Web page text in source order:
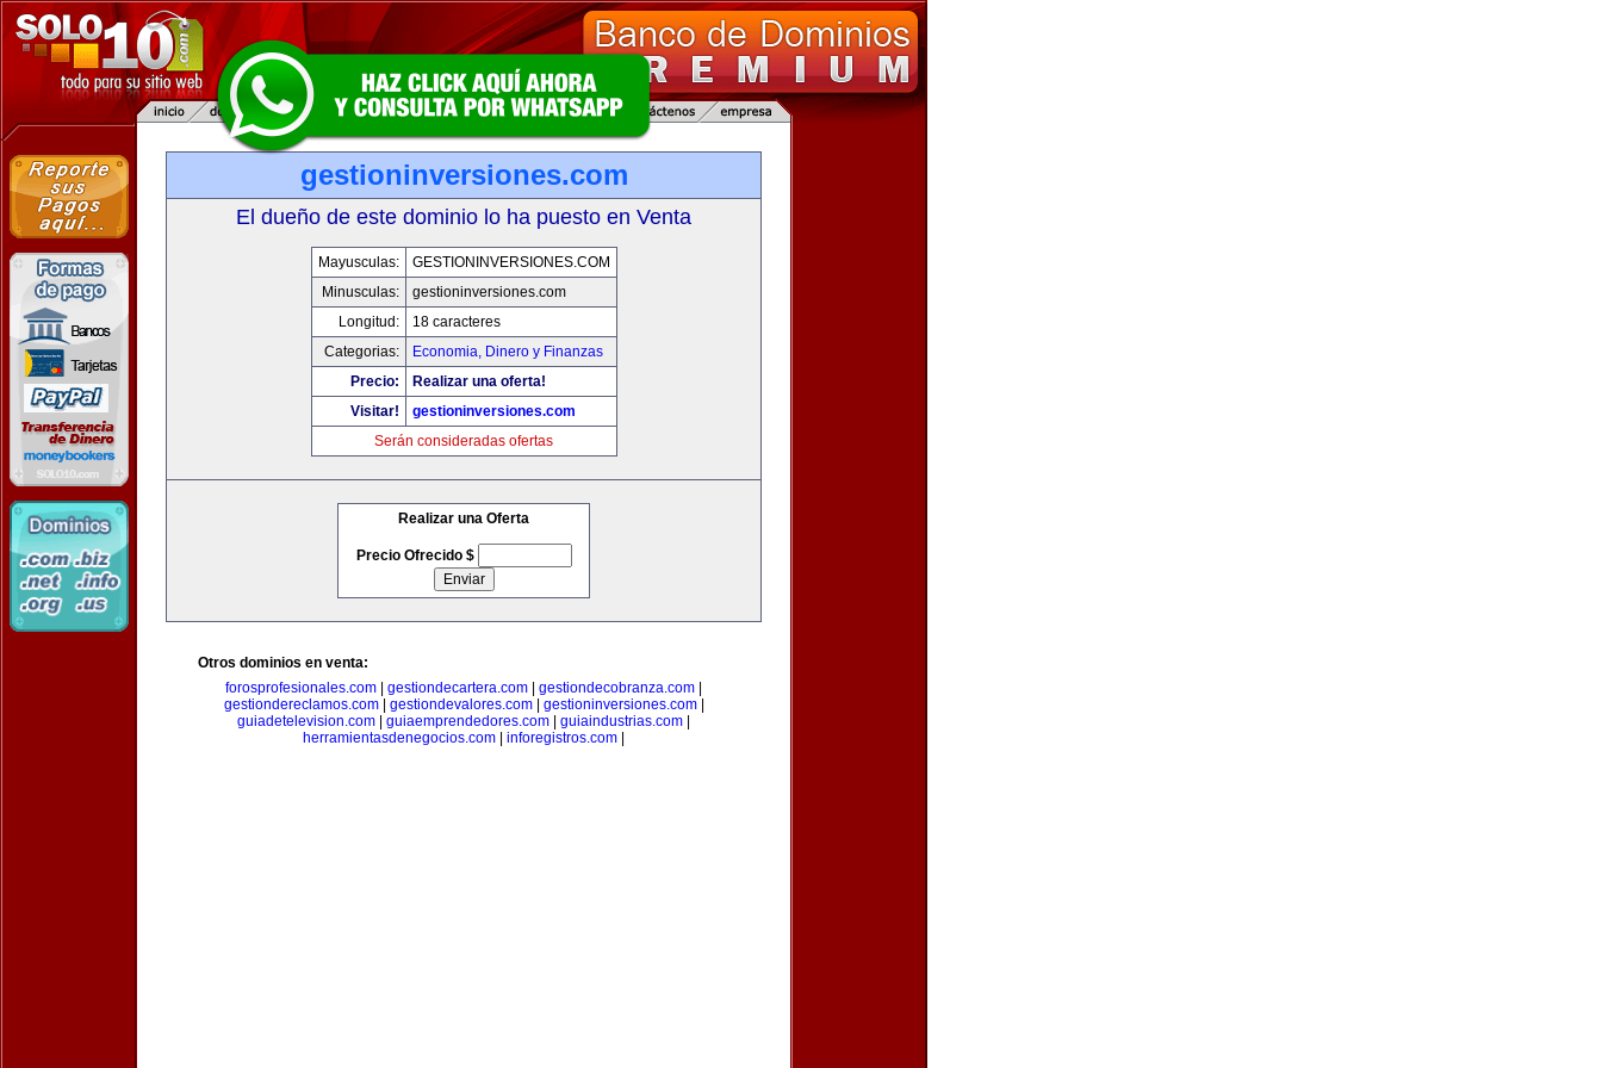
gestioninversiones.com
El dueño de este dominio lo ha puesto en Venta
Mayusculas:
GESTIONINVERSIONES.COM
Minusculas:
gestioninversiones.com
Longitud:
18 caracteres
Categorias:
Economia, Dinero y Finanzas
Precio:
Realizar una oferta!
Visitar!
gestioninversiones.com
Serán consideradas ofertas
Realizar una Oferta
Precio Ofrecido $
Otros dominios en venta:
forosprofesionales.com
gestiondecartera.com gestiondecobranza.com
gestiondereclamos.com| gestiondevalores.com| gestioninversiones.com|
guiadetelevision.com
guiaemprendedores.com guiaindustrias.com
herramientasdenegocios.com
inforegistros.com